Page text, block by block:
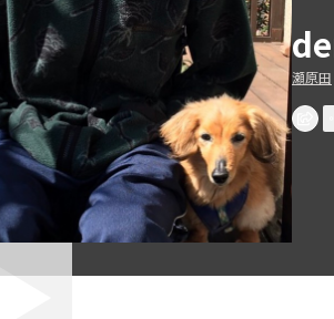
瀬原田